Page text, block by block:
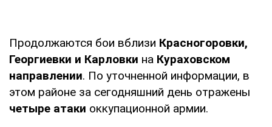
Продолжаются бои вблизи Красногоровки,
Георгиевки и Карловки на Кураховском
направлении. По уточненной информации, в
этом районе за сегодняшний день отражены
четыре атаки оккупационной армии.